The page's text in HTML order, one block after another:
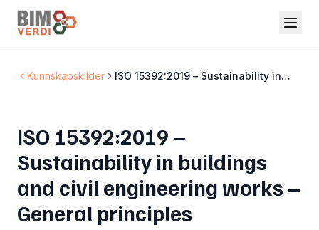
Kunnskapskilder
ISO 15392:2019 – Sustainability in
ISO 15392:2019 –
Sustainability in buildings
and civil engineering works –
General principles